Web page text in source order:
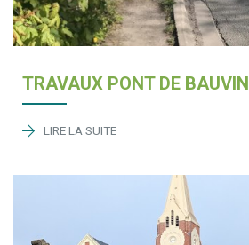
TRAVAUX PONT DE BAUVIN
LIRE LA SUITE